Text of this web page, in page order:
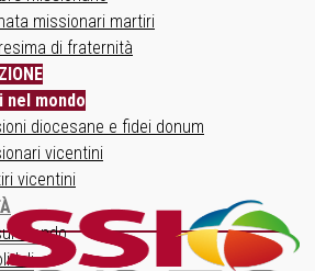
missionari martiri
di fraternità
nel mondo
diocesane e fidei donum
vicentini
vicentini
mondo